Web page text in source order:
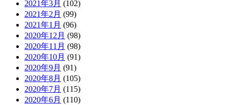
2021年3月 (102)
2021年2月 (99)
2021年1月 (96)
2020年12月 (98)
2020年11月 (98)
2020年10月 (91)
2020年9月 (91)
2020年8月 (105)
2020年7月 (115)
2020年6月 (110)